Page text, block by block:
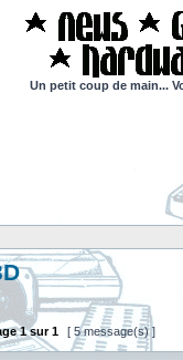
Un petit coup de main...
1sur1 [ 5 message(s) ]